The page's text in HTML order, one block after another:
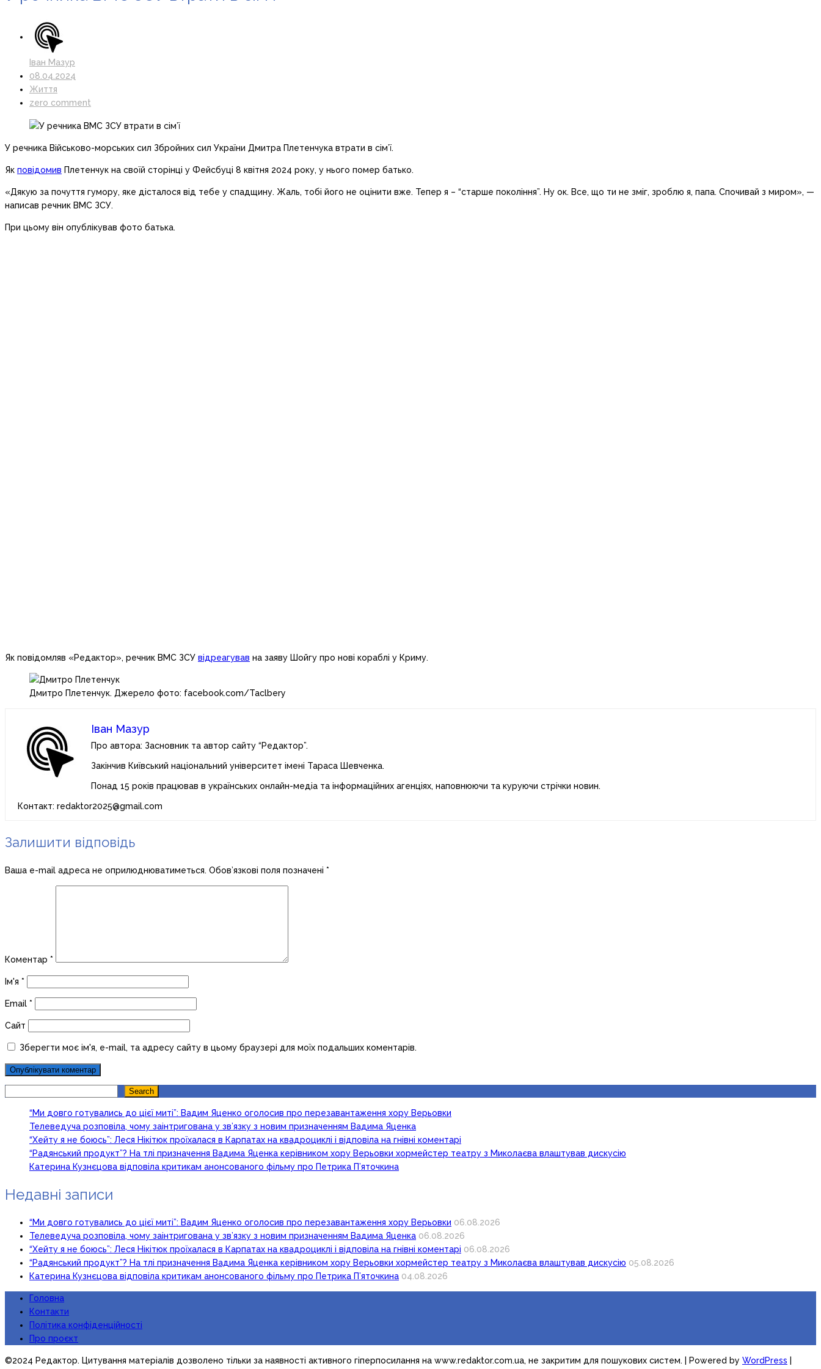
Іван Мазур
08.04.2024
Життя
zero comment
У речника Військово-морських сил Збройних сил України Дмитра Плетенчука втрати в сім’ї.
Як повідомив Плетенчук на своїй сторінці у Фейсбуці 8 квітня 2024 року, у нього помер батько.
«Дякую за почуття гумору, яке дісталося від тебе у спадщину. Жаль, тобі його не оцінити вже. Тепер я – “старше покоління”. Ну ок. Все, що ти не зміг, зроблю я, папа. Спочивай з миром», —
написав речник ВМС ЗСУ.
При цьому він опублікував фото батька.
Як повідомляв «Редактор», речник ВМС ЗСУ відреагував на заяву Шойгу про нові кораблі у Криму.
Дмитро Плетенчук. Джерело фото: facebook.com/Taclbery
Іван Мазур
Про автора: Засновник та автор сайту “Редактор”.
Закінчив Київський національний університет імені Тараса Шевченка.
Понад 15 років працював в українських онлайн-медіа та інформаційних агенціях, наповнюючи та куруючи стрічки новин.
Контакт: redaktor2025@gmail.com
Залишити відповідь
Ваша e-mail адреса не оприлюднюватиметься. Обов’язкові поля позначені *
Коментар *
Ім'я *
Email *
Сайт
Зберегти моє ім'я, e-mail, та адресу сайту в цьому браузері для моїх подальших коментарів.
Search
“Ми довго готувались до цієї миті”: Вадим Яценко оголосив про перезавантаження хору Верьовки
Телеведуча розповіла, чому заінтригована у зв’язку з новим призначенням Вадима Яценка
“Хейту я не боюсь”: Леся Нікітюк проїхалася в Карпатах на квадроциклі і відповіла на гнівні коментарі
“Радянський продукт”? На тлі призначення Вадима Яценка керівником хору Верьовки хормейстер театру з Миколаєва влаштував дискусію
Катерина Кузнєцова відповіла критикам анонсованого фільму про Петрика П’яточкина
Недавні записи
“Ми довго готувались до цієї миті”: Вадим Яценко оголосив про перезавантаження хору Верьовки 06.08.2026
Телеведуча розповіла, чому заінтригована у зв’язку з новим призначенням Вадима Яценка 06.08.2026
“Хейту я не боюсь”: Леся Нікітюк проїхалася в Карпатах на квадроциклі і відповіла на гнівні коментарі 06.08.2026
“Радянський продукт”? На тлі призначення Вадима Яценка керівником хору Верьовки хормейстер театру з Миколаєва влаштував дискусію 05.08.2026
Катерина Кузнєцова відповіла критикам анонсованого фільму про Петрика П’яточкина 04.08.2026
Головна
Контакти
Політика конфіденційності
Про проєкт
©2024 Редактор. Цитування матеріалів дозволено тільки за наявності активного гіперпосилання на www.redaktor.com.ua, не закритим для пошукових систем. | Powered by WordPress |